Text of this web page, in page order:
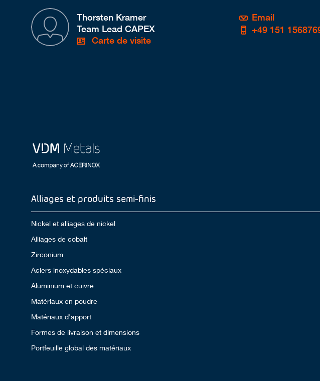
Thorsten Kramer
Team Lead CAPEX
Carte de visite
Email
+49 151
Alliages et produits semi-finis
Nickel et alliages de nickel
Alliages de cobalt
Zirconium
Aciers inoxydables spéciaux
Aluminium et cuivre
Matériaux en poudre
Matériaux d'apport
Formes de livraison et dimensions
Portfeuille global des matériaux